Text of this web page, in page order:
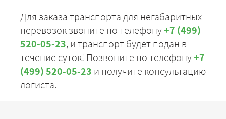
Для заказа транспорта для негабаритных
перевозок звоните по телефону+7 (499)
520-05-23, и транспорт будет подан в
течение суток! Позвоните по телефону+7
(499) 520-05-23 и получите консультацию
логиста.